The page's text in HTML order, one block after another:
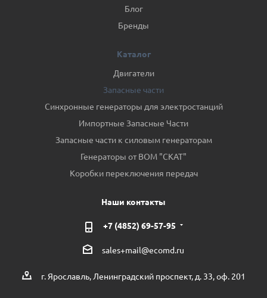
Блог
Бренды
Каталог
Двигатели
Запасные части
Синхронные генераторы для электростанций
Импортные Запасные Части
Запасные части к силовым генераторам
Генераторы от ВОМ "СКАТ"
Коробки переключения передач
Наши контакты
+7 (4852) 69-57-95
sales+mail@ecomd.ru
г. Ярославль, Ленинградский проспект, д. 33, оф. 201